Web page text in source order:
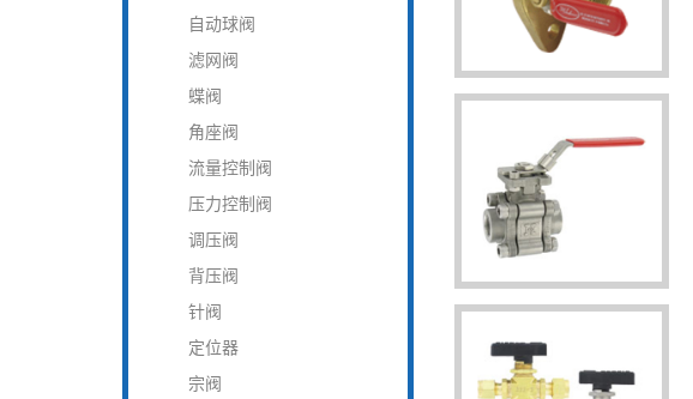
自动球阀
滤网阀
蝶阀
角座阀
流量控制阀
压力控制阀
调压阀
背压阀
针阀
定位器
宗阀